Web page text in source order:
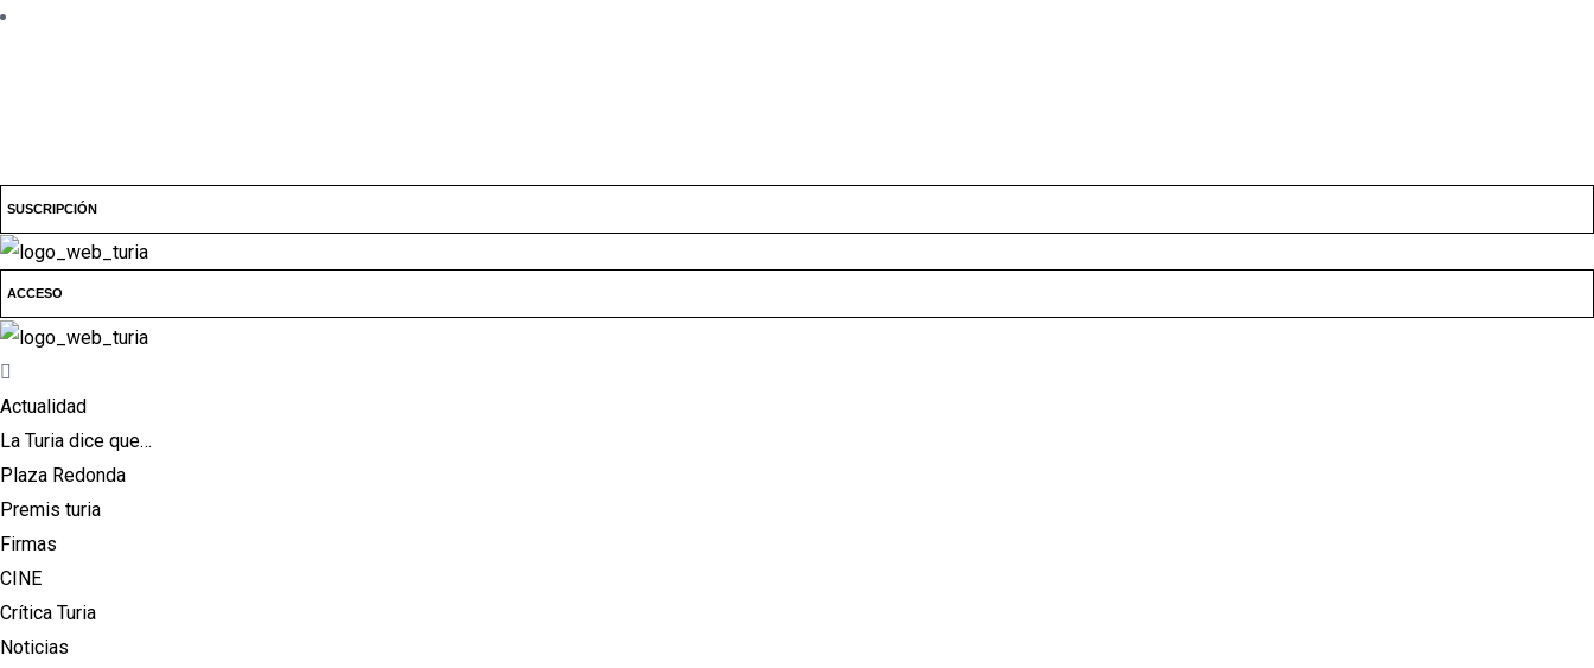
SUSCRIPCIÓN
ACCESO
Actualidad
La Turia dice que…
Plaza Redonda
Premis turia
Firmas
CINE
Crítica Turia
Noticias